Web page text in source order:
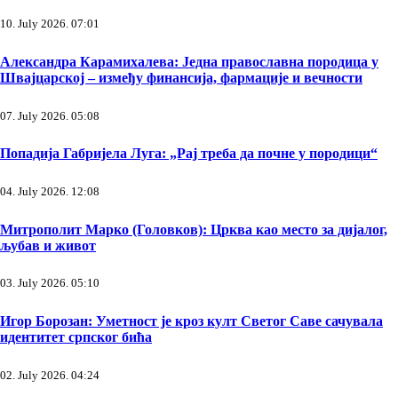
10. July 2026. 07:01
Александра Карамихалева: Једна православна породица у
Швајцарској – између финансија, фармације и вечности
07. July 2026. 05:08
Попадија Габријела Луга: „Рај треба да почне у породици“
04. July 2026. 12:08
Митрополит Марко (Головков): Црква као место за дијалог,
љубав и живот
03. July 2026. 05:10
Игор Борозан: Уметност је кроз култ Светог Саве сачувала
идентитет српског бића
02. July 2026. 04:24